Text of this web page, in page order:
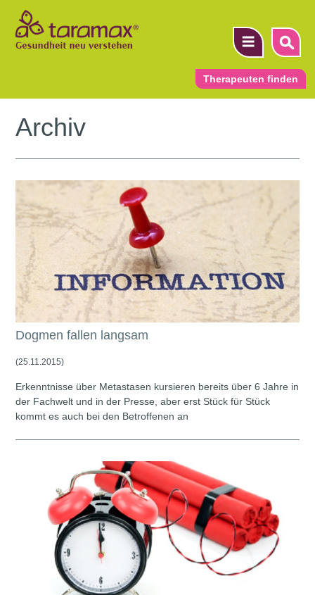
Therapeuten finden
▼
Archiv
Dogmen fallen langsam
(25.11.2015)
Erkenntnisse über Metastasen kursieren bereits über 6 Jahre in
der Fachwelt und in der Presse, aber erst Stück für Stück
kommt es auch bei den Betroffenen an